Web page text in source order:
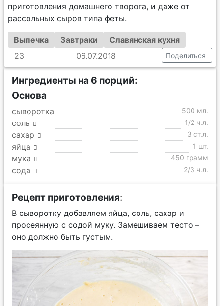
приготовления домашнего творога, и даже от
рассольных сыров типа феты.
Выпечка Завтраки
Славянская кухня
23
06.07.2018 Поделиться
Ингредиенты на 6 порций:
Основа
сыворотка 500 мл.
соль 1/2 ч.л.
сахар 3 ст.л.
яйца 1 шт.
мука 450 грамм
сода 2/3 ч.л.
Рецепт приготовления:
В сыворотку добавляем яйца, соль, сахар и
просеянную с содой муку. Замешиваем тесто –
оно должно быть густым.